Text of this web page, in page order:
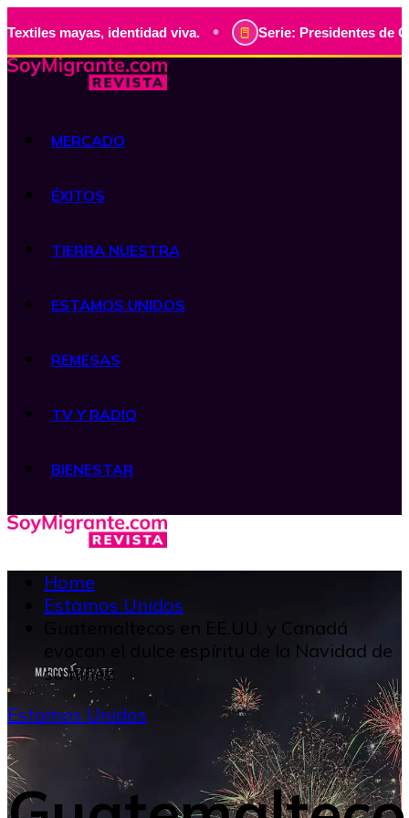
identidad viva. • Serie: Presidentes de Guatemala,
MERCADO
ÉXITOS
TIERRA NUESTRA
ESTAMOS UNIDOS
REMESAS
TV Y RADIO
BIENESTAR
Home
Estamos Unidos
Guatemaltecos en EE.UU. y Canadá
evocan el dulce espíritu de la Navidad de
su niñez
Estamos Unidos